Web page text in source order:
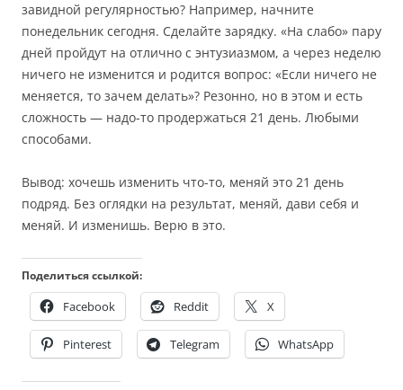
завидной регулярностью? Например, начните
понедельник сегодня. Сделайте зарядку. «На слабо» пару
дней пройдут на отлично с энтузиазмом, а через неделю
ничего не изменится и родится вопрос: «Если ничего не
меняется, то зачем делать»? Резонно, но в этом и есть
сложность — надо-то продержаться 21 день. Любыми
способами.
Вывод: хочешь изменить что-то, меняй это 21 день
подряд. Без оглядки на результат, меняй, дави себя и
меняй. И изменишь. Верю в это.
Поделиться ссылкой:
Facebook Reddit X
Pinterest Telegram WhatsApp